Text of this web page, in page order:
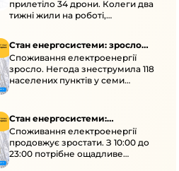
прилетіло 34 дрони. Колеги два
тижні жили на роботі,
Стан енергосистеми: зросло
споживання через негоду
Споживання електроенергії
зросло. Негода знеструмила 118
населених пунктів у семи
областях. Обмежте
електроприладами 10:00–23:00.
Стан енергосистеми:
споживання зростає
Споживання електроенергії
продовжує зростати. З 10:00 до
23:00 потрібне ощадливе
енергоспоживання, а